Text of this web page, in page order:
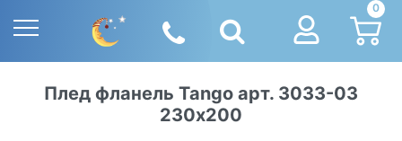
0
Плед фланель Tango арт. 3033-03
230х200